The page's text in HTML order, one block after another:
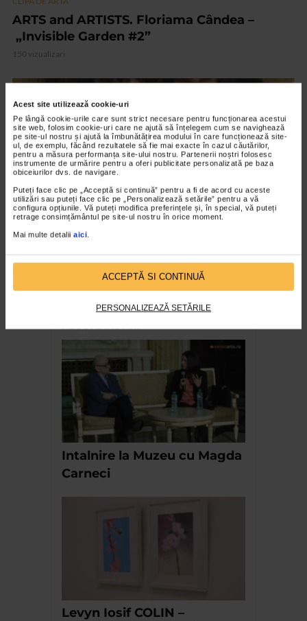
Acest site utilizează cookie-uri
Pe lângă cookie-urile care sunt strict necesare pentru funcționarea acestui
site web, folosim cookie-uri care ne ajută să înțelegem cum se navighează
pe site-ul nostru și ajută la îmbunătățirea modului în care funcționează site-
ul, de exemplu, făcând rezultatele să fie mai exacte în cazul căutărilor,
pentru a măsura performanța site-ului nostru. Partenerii noștri folosesc
instrumente de urmărire pentru a oferi publicitate personalizată pe baza
obiceiurilor dvs. de navigare.
Puteți face clic pe „Acceptă si continuă” pentru a fi de acord cu aceste
utilizări sau puteți face clic pe „Personalizează setările” pentru a vă
configura opțiunile. Vă puteți modifica preferințele și, în special, vă puteți
retrage consimțământul pe site-ul nostru în orice moment.
Mai multe detalii aici
ACCEPTĂ SI CONTINUĂ
PERSONALIZEAZĂ SETĂRILE
ARTS and ARTISTS. Floriama Cândea –
„Invisible Garden #2”
150 vizualizari
Nicolae Tonitza – Pictor al copiilor
174 vizualizari
RECOMANDĂRI
Intalnire la Muzeu cu Magda
Carneci
Levyn Iosif COLIN –